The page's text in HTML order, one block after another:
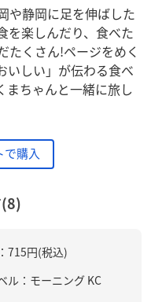
や静岡に足を伸ばした
を楽しんだり、食べた
たくさん!ページをめく
いしい」が伝わる食べ
まちゃんと一緒に旅し
で購入
(8)
715円(税込)
ル：モーニング KC